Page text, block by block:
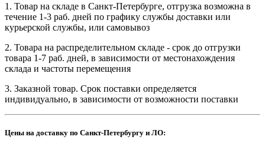
1. Товар на складе в Санкт-Петербурге, отгрузка возможна в
течение 1-3 раб. дней по графику службы доставки или
курьерской службы, или самовывоз
2. Товара на распределительном складе - срок до отгрузки
товара 1-7 раб. дней, в зависимости от местонахождения
склада и частоты перемещения
3. Заказной товар. Срок поставки определяется
индивидуально, в зависимости от возможности поставки
Цены на доставку по Санкт-Петербургу и ЛО: